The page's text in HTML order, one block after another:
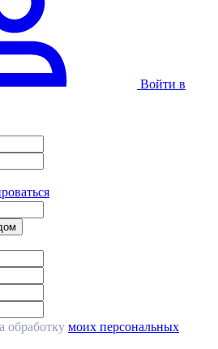
Войти в
обработку моих персональных